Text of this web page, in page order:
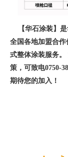
【华石涂装】是
全国各地加盟合
式整体涂装服务
策，可致电0750-
期待您的加入！